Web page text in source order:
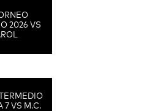
2026 VS
7 VS M.C.